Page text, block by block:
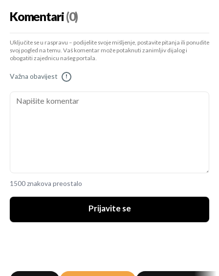
Komentari(0)
Uključite se u raspravu – podijelite svoje mišljenje, postavite pitanja ili ponudite
svoj pogled na temu. Vaš komentar može potaknuti zanimljiv dijalog i
obogatiti zajednicu našeg portala.
Važna obavijest !
1500 znakova preostalo
Prijavite se